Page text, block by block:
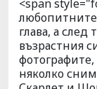
<span
глава, а след
възрастния
фотографите,
няколко